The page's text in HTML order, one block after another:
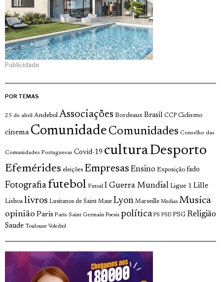
Publicidade
POR TEMAS
25 de abril Andebol Associações Bordeaux Brasil CCP Ciclismo
cinema Comunidade Comunidades Conselho das
Comunidades Portuguesas Covid-19 culturaDesporto
Efemérides eleições Empresas Ensino Exposição fado
Fotografia futebol Futsal I Guerra Mundial Ligue 1 Lille
Lisboa livros Lusitanos de Saint Maur Lyon Marseille Medias Musica
opinião Paris Paris Saint Germain Poesia política PS PSD PSG Religião
Saude Toulouse Voleibol